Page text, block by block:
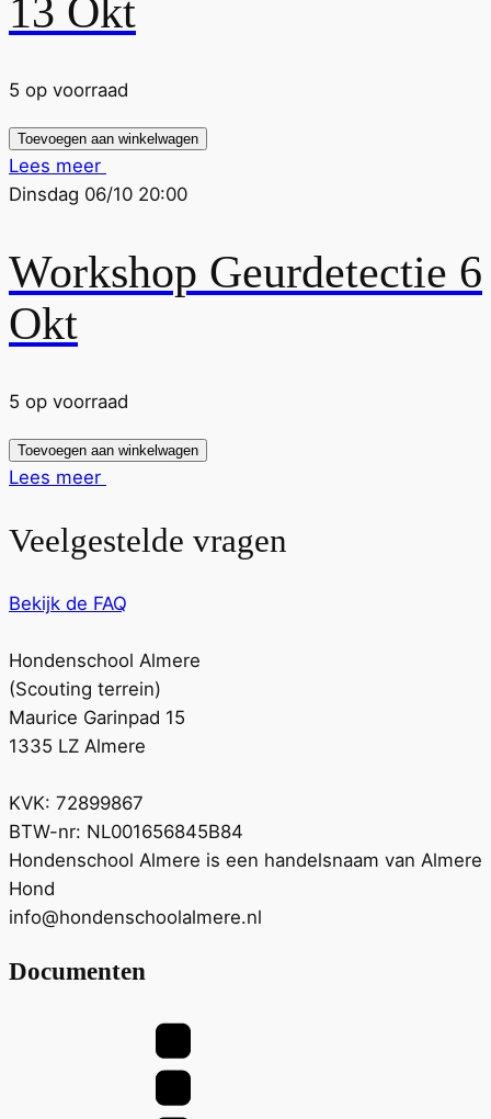
13 Okt
5 op voorraad
Toevoegen aan winkelwagen
Lees meer
Dinsdag 06/10 20:00
Workshop Geurdetectie 6
Okt
5 op voorraad
Toevoegen aan winkelwagen
Lees meer
Veelgestelde vragen
Bekijk de FAQ
Hondenschool Almere
(Scouting terrein)
Maurice Garinpad 15
1335 LZ Almere
KVK: 72899867
BTW-nr: NL001656845B84
Hondenschool Almere is een handelsnaam van Almere
Hond
info@hondenschoolalmere.nl
Documenten